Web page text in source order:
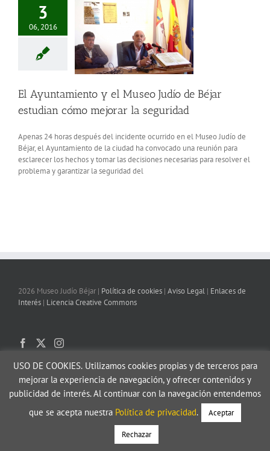
3
06, 2016
El Ayuntamiento y el Museo Judío de Béjar
estudian cómo mejorar la seguridad
Apenas 24 horas después del incidente ocurrido en el Museo Judío de
Béjar, el Ayuntamiento de la ciudad ha convocado una reunión para
esclarecer los hechos y tomar las decisiones necesarias para resolver el
problema y garantizar la seguridad del
2026 Museo Judío Béjar | Política de cookies | Aviso Legal | Enlaces de
Interés | Licencia Creative Commons
Web realizada por
USO DE COOKIES.Utilizamos cookies propias y de terceros para
mejorar la experiencia de navegación, y ofrecer contenidos y
publicidad de interés. Al continuar con la navegación entendemos
que se acepta nuestra Política de privacidad. Aceptar
Rechazar